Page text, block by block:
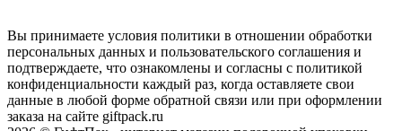
Вы принимаете условия политики в отношении обработки
персональных данных и пользовательского соглашения и
подтверждаете, что ознакомлены и согласны с политикой
конфиденциальности каждый раз, когда оставляете свои
данные в любой форме обратной связи или при оформлении
заказа на сайте giftpack.ru